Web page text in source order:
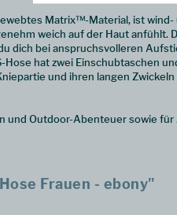
Matrix™-Material, ist
weich auf der Haut
dich bei anspruchsvolleren
Hose hat zwei Einschubtaschen
und ihren langen
und Outdoor-Abenteuer sowie
Frauen - ebony"